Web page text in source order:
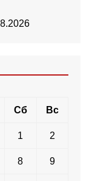
Сб Вс
1 2
8 9